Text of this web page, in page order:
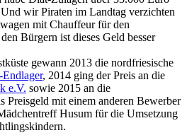
wir Piraten im Landtag verzichten
mit Chauffeur für den
Bürgern ist dieses Geld besser
gewann 2013 die nordfriesische
, 2014 ging der Preis an die
e.V. sowie 2015 an die
Preisgeld mit einem anderen Bewerber
Husum für die Umsetzung